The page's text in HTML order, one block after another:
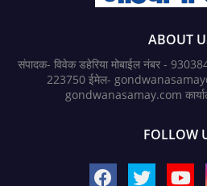
ABOUT
संपादक- विवेक डहेरिया मोबाईल नंबर -
223750 ईमेल-
gondwanasamay.com
FOLLOW